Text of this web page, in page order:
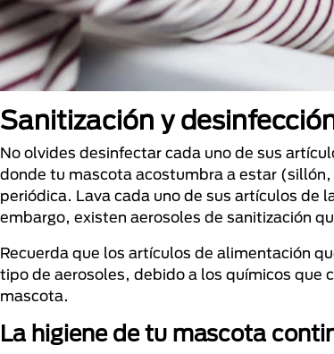
Sanitización y
No olvides desinfectar cada uno de sus
donde tu mascota acostumbra a estar
periódica. Lava cada uno de sus artículos de
embargo, existen aerosoles de sanitización
Recuerda que los artículos de alimentación
tipo de aerosoles, debido a los químicos que
mascota.
La higiene de tu mascota